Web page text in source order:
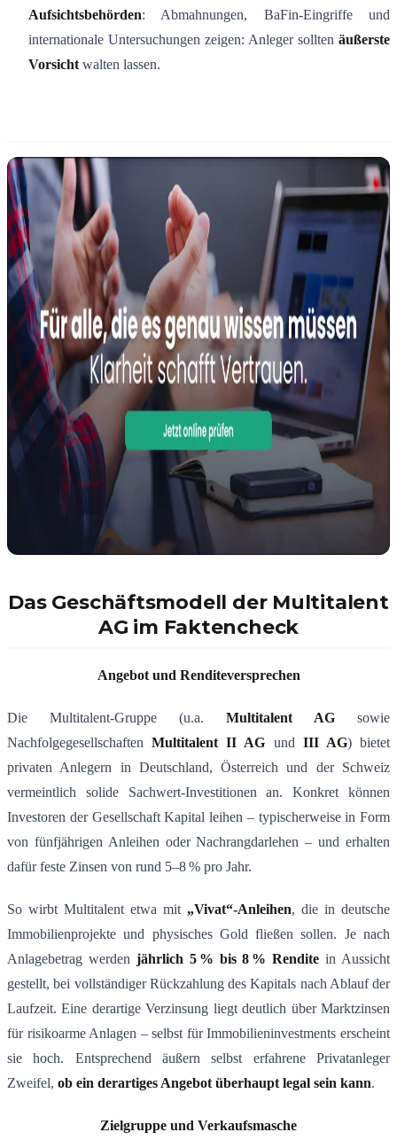
Aufsichtsbehörden: Abmahnungen, BaFin-Eingriffe und
internationale Untersuchungen zeigen: Anleger sollten äußerste
Vorsicht walten lassen.
Das Geschäftsmodell der Multitalent
AG im Faktencheck
Angebot und Renditeversprechen
Die Multitalent-Gruppe (u.a. Multitalent AG sowie
NachfolgegesellschaftenMultitalent II AG und III AG) bietet
privaten Anlegern in Deutschland, Österreich und der Schweiz
vermeintlich solide Sachwert-Investitionen an. Konkret können
Investoren der Gesellschaft Kapital leihen – typischerweise in Form
von fünfjährigen Anleihen oder Nachrangdarlehen – und erhalten
dafür feste Zinsen von rund 5–8 % pro Jahr.
So wirbt Multitalent etwa mit „Vivat“-Anleihen, die in deutsche
Immobilienprojekte und physisches Gold fließen sollen. Je nach
Anlagebetrag werden jährlich 5 % bis 8 % Rendite in Aussicht
gestellt, bei vollständiger Rückzahlung des Kapitals nach Ablauf der
Laufzeit​. Eine derartige Verzinsung liegt deutlich über Marktzinsen
für risikoarme Anlagen – selbst für Immobilieninvestments erscheint
sie hoch. Entsprechend äußern selbst erfahrene Privatanleger
Zweifel, ob ein derartiges Angebot überhaupt legal sein kann​.
Zielgruppe und Verkaufsmasche